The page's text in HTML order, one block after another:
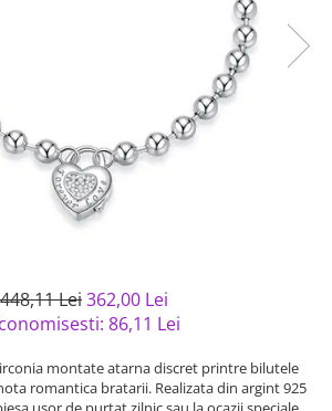
cu aur
448,11 Lei362,00 Lei
86,11 Lei
montate atarna discret printre bilutele
romantica bratarii. Realizata din argint 925